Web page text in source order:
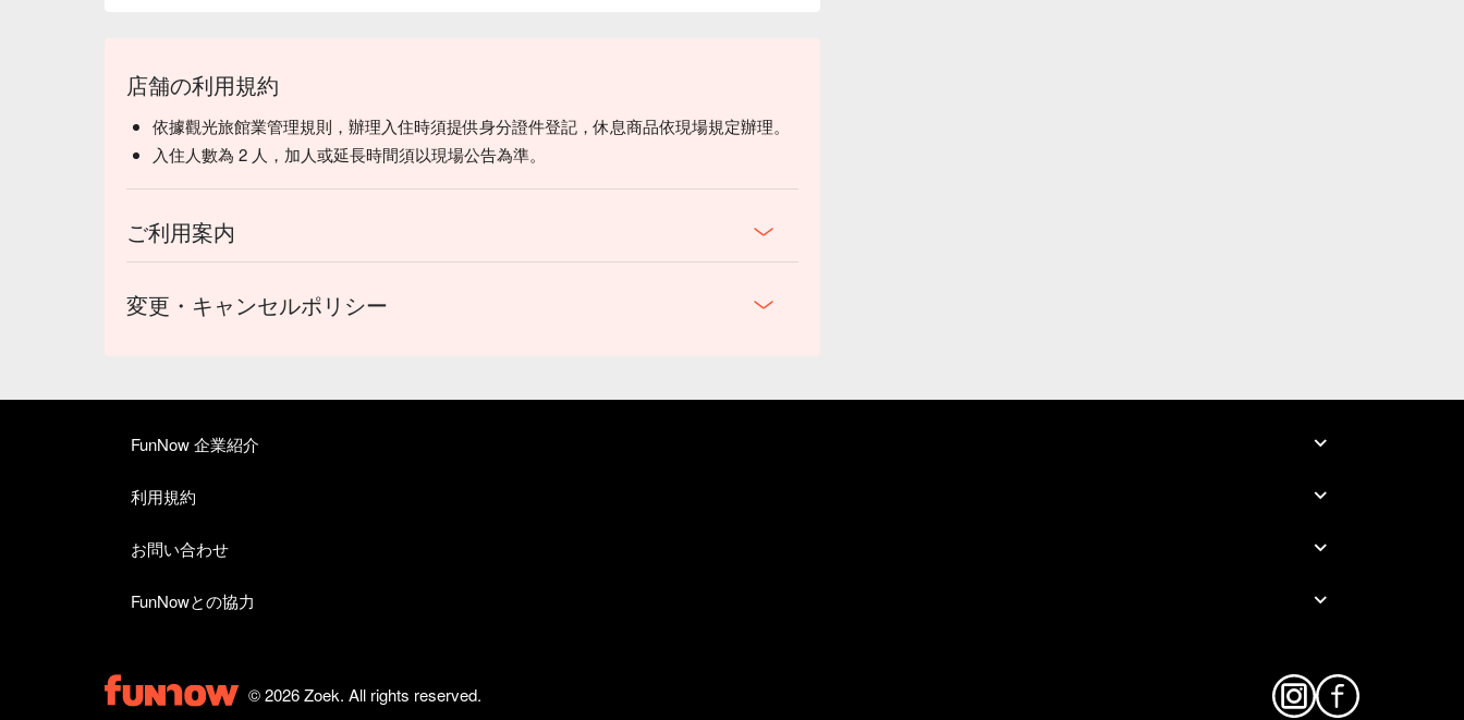
店舗の利用規約
依據觀光旅館業管理規則，辦理入住時須提供身分證件登記，休息商品依現場規定辦理。
入住人數為 2 人，加人或延長時間須以現場公告為準。
ご利用案内
変更・キャンセルポリシー
FunNow 企業紹介
利用規約
お問い合わせ
FunNowとの協力
© 2026 Zoek. All rights reserved.